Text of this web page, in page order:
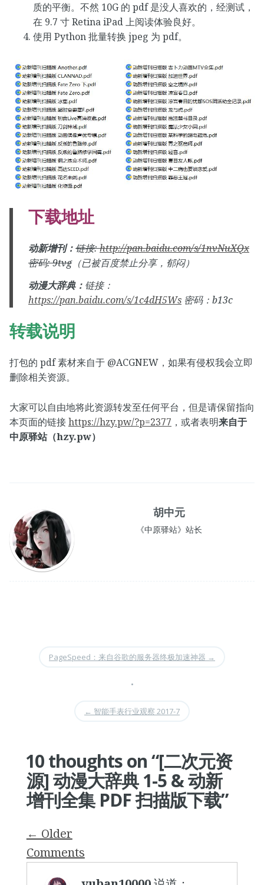
质的平衡。不然 10G 的 pdf 是没人喜欢的，经测试，
在 9.7 寸 Retina iPad 上阅读体验良好。
使用 Python 批量转换 jpeg 为 pdf。
下载地址
动新增刊：链接:http://pan.baidu.com/s/1nvNuXQx
密码: 9tvg（已被百度禁止分享，郁闷）
动漫大辞典： 链接：
https://pan.baidu.com/s/1c4dH5Ws密码：b13c
转载说明
打包的 pdf 素材来自于 @ACGNEW，如果有侵权我会立即
删除相关资源。
大家可以自由地将此资源转发至任何平台，但是请保留指向
本页面的链接https://hzy.pw/?p=2377 ，或者表明来自于
中原驿站（hzy.pw）
胡中元
《中原驿站》站长
PageSpeed：来自谷歌的服务器终极加速神器 →
•
← 智能手表行业观察 2017-7
10 thoughts on “[二次元资
源] 动漫大辞典 1-5 & 动新
增刊全集 PDF 扫描版下载”
Comment
navigation
← Older
Comments